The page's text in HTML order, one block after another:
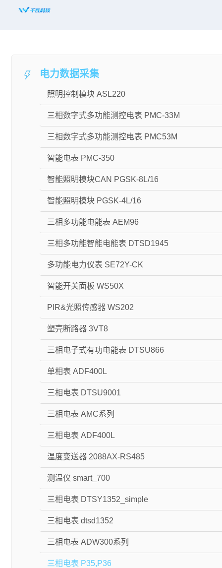
新闻资讯
适配设备
知名案例
合作共赢
电力数据采集
照明控制模块 ASL220
三相数字式多功能测控电表 PMC-33M
三相数字式多功能测控电表 PMC53M
智能电表 PMC-350
智能照明模块CAN PGSK-8L/16
智能照明模块 PGSK-4L/16
三相多功能电能表 AEM96
三相多功能智能电能表 DTSD1945
多功能电力仪表 SE72Y-CK
智能开关面板 WS50X
PIR&光照传感器 WS202
塑壳断路器 3VT8
三相电子式有功电能表 DTSU866
单相表 ADF400L
三相电表 DTSU9001
三相电表 AMC系列
三相电表 ADF400L
温度变送器 2088AX-RS485
测温仪 smart_700
三相电表 DTSY1352_simple
三相电表 dtsd1352
三相电表 ADW300系列
三相电表 P35,P36